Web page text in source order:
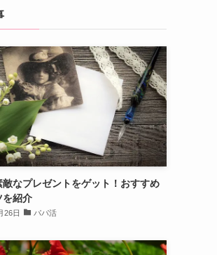
敵なプレゼントをゲット！おすすめ
を紹介
26日 パパ活